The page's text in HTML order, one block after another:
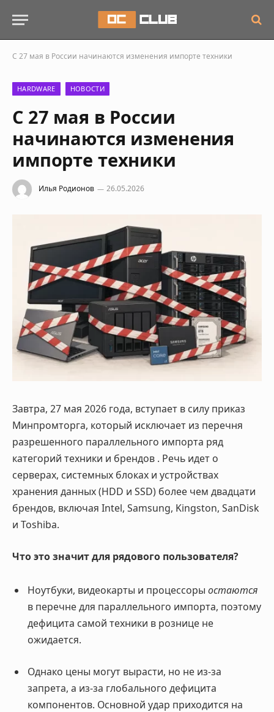
С 27 мая в России начинаются изменения импорте техники
HARDWARE НОВОСТИ
С 27 мая в России
начинаются изменения
импорте техники
Илья Родионов 26.05.2026
Завтра, 27 мая 2026 года, вступает в силу приказ
Минпромторга, который исключает из перечня
разрешенного параллельного импорта ряд
категорий техники и брендов . Речь идет о
серверах, системных блоках и устройствах
хранения данных (HDD и SSD) более чем двадцати
брендов, включая Intel, Samsung, Kingston, SanDisk
и Toshiba.
Что это значит для рядового пользователя?
Ноутбуки, видеокарты и процессоры остаются
в перечне для параллельного импорта, поэтому
дефицита самой техники в рознице не
ожидается.
Однако цены могут вырасти, но не из-за
запрета, а из-за глобального дефицита
компонентов. Основной удар приходится на